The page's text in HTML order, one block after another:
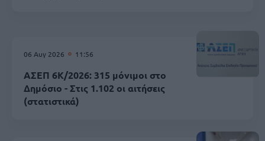
06 Αυγ 2026 11:56
ΑΣΕΠ 6Κ/2026: 315 μόνιμοι στο
Δημόσιο - Στις 1.102 οι αιτήσεις
(στατιστικά)